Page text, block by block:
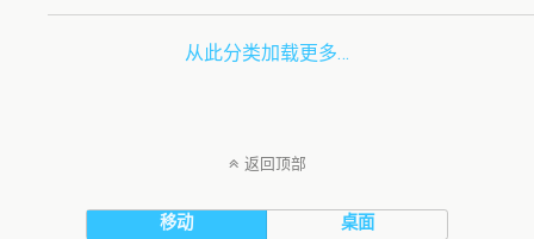
从此分类加载更多…
返回顶部
移动 桌面